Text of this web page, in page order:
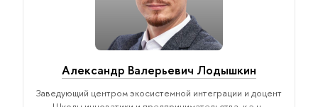
Александр Валерьевич Лодышкин
Заведующий центром экосистемной интеграции и доцент